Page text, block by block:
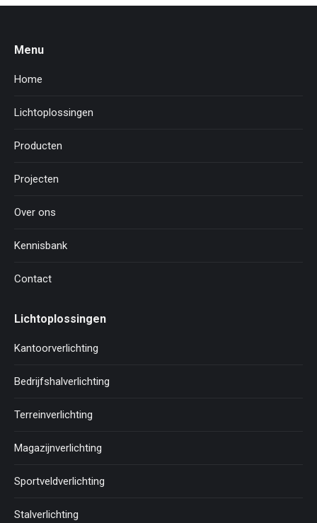
Menu
Home
Lichtoplossingen
Producten
Projecten
Over ons
Kennisbank
Contact
Lichtoplossingen
Kantoorverlichting
Bedrijfshalverlichting
Terreinverlichting
Magazijnverlichting
Sportveldverlichting
Stalverlichting